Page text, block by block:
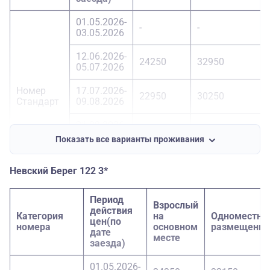
18.09.2026-
20.09.2026
Номер
Стандарт
01.05.2026-
03.05.2026
- -
12.06.2026-
05.07.2026
24250 32950
17.07.2026-
09.08.2026
22950 30250
23.08.2026
20.09.2026
01.05.2026-
03.05.2026
-
12.06.2026-
05.07.2026
24750 33950
17.07.2026-
Показать все варианты проживания
Невский Берег 122 3*
Категория
номера
Период
действия
цен(по
дате
заезда)
Взрослый
на
основном
месте
размещение
01.05.2026-